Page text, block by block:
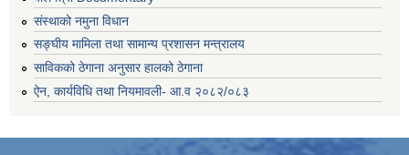
संस्थाको नमुना विधान
सङ्घीय मामिला तथा सामान्य प्रशासन मन्त्रालय
साविकको ठेगाना अनुसार हालको ठेगाना
ऐन, कार्यविधि तथा नियमावली- आ.व २०८२/०८३